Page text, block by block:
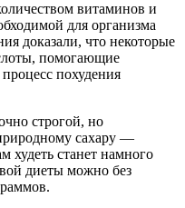
витаминов и
для организма
доказали, что некоторые
помогающие
похудения
строгой, но
сахару —
худеть станет намного
диеты можно без